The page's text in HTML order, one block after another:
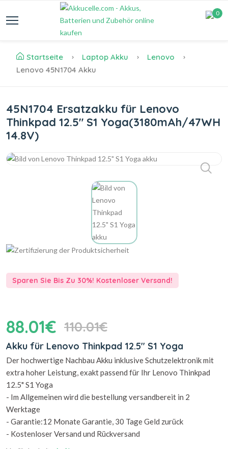
0
Startseite Laptop Akku
Lenovo
Lenovo 45N1704 Akku
45N1704 Ersatzakku für Lenovo
Thinkpad 12.5" S1 Yoga(3180mAh/47WH
14.8V)
Sparen Sie Bis Zu 30%! Kostenloser Versand!
88.01€ 110.01€
Akku für Lenovo Thinkpad 12.5" S1 Yoga
Der hochwertige Nachbau Akku inklusive Schutzelektronik mit
extra hoher Leistung, exakt passend für Ihr Lenovo Thinkpad
12.5" S1 Yoga
- Im Allgemeinen wird die bestellung versandbereit in 2
Werktage
- Garantie:12 Monate Garantie, 30 Tage Geld zurück
- Kostenloser Versand und Rückversand